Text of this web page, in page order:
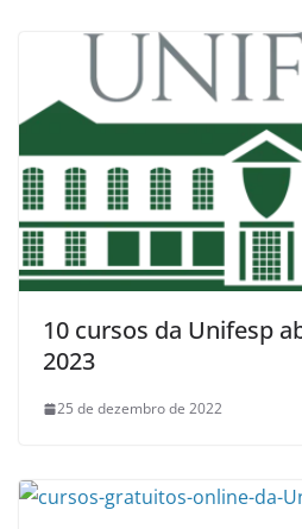
10 cursos da Unifesp
2023
25 de dezembro de 2022